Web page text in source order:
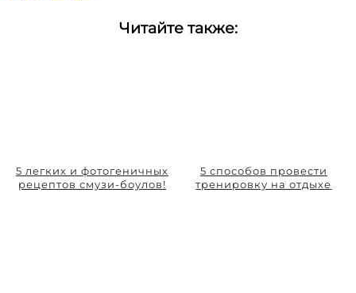
Читайте также:
5 легких и фотогеничных
рецептов смузи-боулов!
5 способов провести
тренировку на отдыхе